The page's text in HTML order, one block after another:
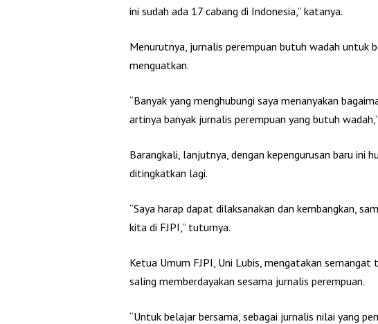
ini sudah ada 17 cabang di Indonesia,” katanya.
Menurutnya, jurnalis perempuan butuh wadah untuk
menguatkan.
“Banyak yang menghubungi saya menanyakan
artinya banyak jurnalis perempuan yang butuh
Barangkali, lanjutnya, dengan kepengurusan baru ini
ditingkatkan lagi.
“Saya harap dapat dilaksanakan dan kembangkan,
kita di FJPI,” tuturnya.
Ketua Umum FJPI, Uni Lubis, mengatakan
saling memberdayakan sesama jurnalis perempuan.
“Untuk belajar bersama, sebagai jurnalis nilai yang